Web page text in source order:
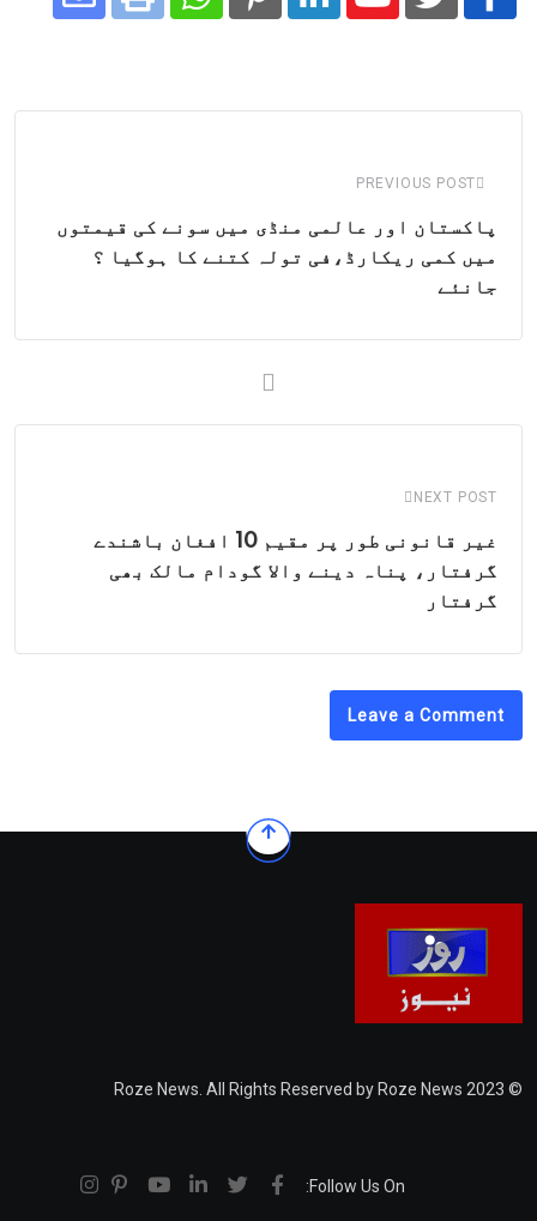
Youtube
LinkedIn
Pinterest
Whatsapp
Print
PREVIOUS POST
پاکستان اور عالمی منڈی میں سونے کی قیمتوں
میں کمی ریکارڈ،فی تولہ کتنے کا ہوگیا ؟
جانئے
NEXT POST
غیر قانونی طور پر مقیم 10 افغان باشندے
گرفتار، پناہ دینے والا گودام مالک بھی
گرفتار
Leave a Comment
© 2023 Roze News. All Rights Reserved by Roze News
Follow Us On: